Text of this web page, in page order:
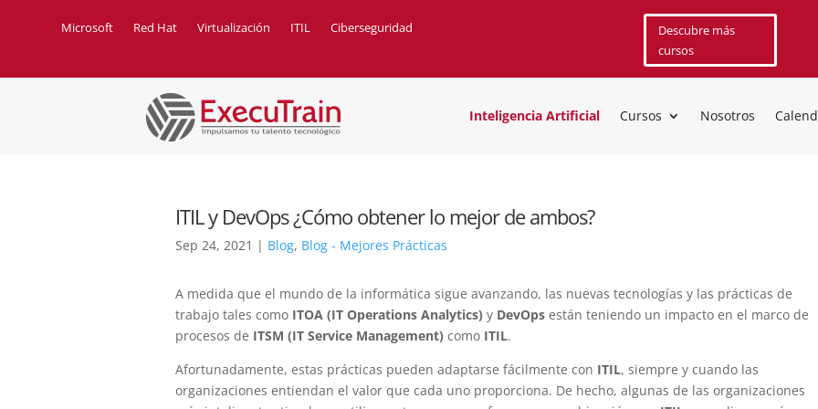
Microsoft Red Hat Virtualización ITIL Ciberseguridad
Descubre más
cursos
Inteligencia Artificial Cursos Nosotros
ITIL y DevOps ¿Cómo obtener lo mejor de ambos?
Sep 24, 2021 | Blog, Blog - Mejores Prácticas
A medida que el mundo de la informática sigue avanzando, las nuevas tecnologías y las prácticas de
trabajo tales como ITOA (IT Operations Analytics) y DevOps están teniendo un impacto en el marco de
procesos de ITSM (IT Service Management) como ITIL.
Afortunadamente, estas prácticas pueden adaptarse fácilmente con ITIL, siempre y cuando las
organizaciones entiendan el valor que cada uno proporciona. De hecho, algunas de las organizaciones